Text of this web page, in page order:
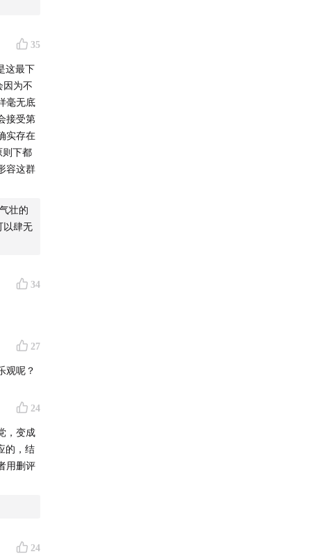
观叙
位"小
，崇拜
35
这最下
因为不
毫无底
接受第
实存在
则下都
容这群
壮的
以肆无
34
27
观呢？
24
，变成
的，结
用删评
24